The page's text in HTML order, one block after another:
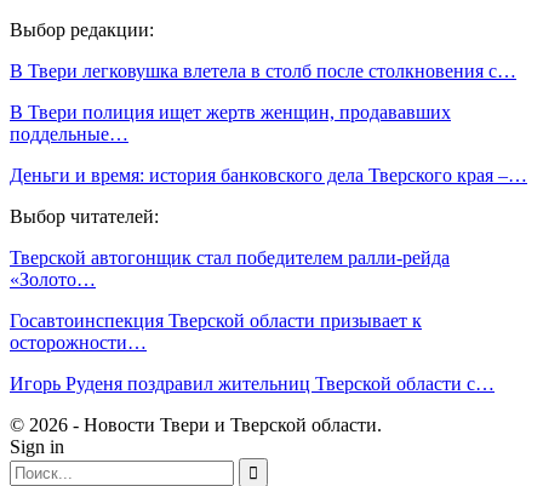
Выбор редакции:
В Твери легковушка влетела в столб после столкновения с…
В Твери полиция ищет жертв женщин, продававших
поддельные…
Деньги и время: история банковского дела Тверского края –…
Выбор читателей:
Тверской автогонщик стал победителем ралли-рейда
«Золото…
Госавтоинспекция Тверской области призывает к
осторожности…
Игорь Руденя поздравил жительниц Тверской области с…
© 2026 - Новости Твери и Тверской области.
Sign in